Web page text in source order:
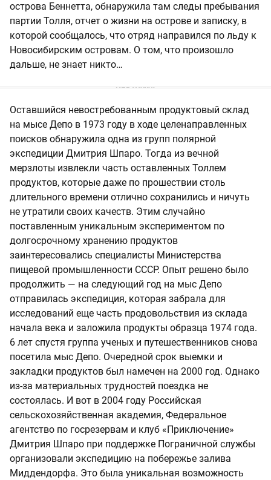
острова Беннетта, обнаружила там следы пребывания
партии Толля, отчет о жизни на острове и записку, в
которой сообщалось, что отряд направился по льду к
Новосибирским островам. О том, что произошло
дальше, не знает никто…
Оставшийся невостребованным продуктовый склад
на мысе Депо в 1973 году в ходе целенаправленных
поисков обнаружила одна из групп полярной
экспедиции Дмитрия Шпаро. Тогда из вечной
мерзлоты извлекли часть оставленных Толлем
продуктов, которые даже по прошествии столь
длительного времени отлично сохранились и ничуть
не утратили своих качеств. Этим случайно
поставленным уникальным экспериментом по
долгосрочному хранению продуктов
заинтересовались специалисты Министерства
пищевой промышленности СССР. Опыт решено было
продолжить — на следующий год на мыс Депо
отправилась экспедиция, которая забрала для
исследований еще часть продовольствия из склада
начала века и заложила продукты образца 1974 года.
6 лет спустя группа ученых и путешественников снова
посетила мыс Депо. Очередной срок выемки и
закладки продуктов был намечен на 2000 год. Однако
из-за материальных трудностей поездка не
состоялась. И вот в 2004 году Российская
сельскохозяйственная академия, Федеральное
агентство по госрезервам и клуб «Приключение»
Дмитрия Шпаро при поддержке Пограничной службы
организовали экспедицию на побережье залива
Миддендорфа. Это была уникальная возможность